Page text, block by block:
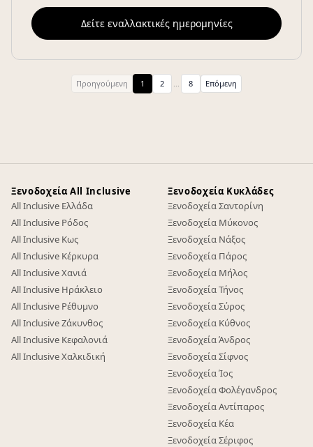
Δείτε εναλλακτικές ημερομηνίες
Προηγούμενη 1 2 8 Επόμενη
Ξενοδοχεία All Inclusive
All Inclusive Ελλάδα
All Inclusive Ρόδος
All Inclusive Κως
All Inclusive Κέρκυρα
All Inclusive Χανιά
All Inclusive Ηράκλειο
All Inclusive Ρέθυμνο
All Inclusive Ζάκυνθος
All Inclusive Κεφαλονιά
All Inclusive Χαλκιδική
Ξενοδοχεία Κυκλάδες
Ξενοδοχεία Σαντορίνη
Ξενοδοχεία Μύκονος
Ξενοδοχεία Νάξος
Ξενοδοχεία Πάρος
Ξενοδοχεία Μήλος
Ξενοδοχεία Τήνος
Ξενοδοχεία Σύρος
Ξενοδοχεία Κύθνος
Ξενοδοχεία Άνδρος
Ξενοδοχεία Σίφνος
Ξενοδοχεία Ίος
Ξενοδοχεία Φολέγανδρος
Ξενοδοχεία Αντίπαρος
Ξενοδοχεία Κέα
Ξενοδοχεία Σέριφος